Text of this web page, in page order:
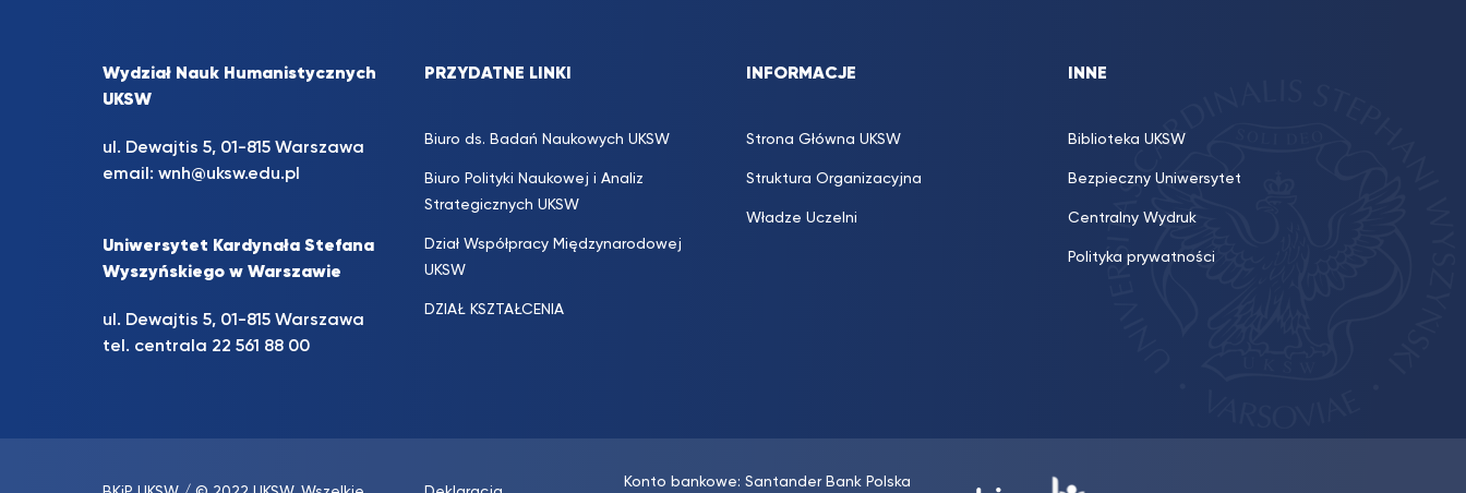
Wydział Nauk Humanistycznych
UKSW
ul. Dewajtis 5, 01-815 Warszawa
email: wnh@uksw.edu.pl
Uniwersytet Kardynała Stefana
Wyszyńskiego w Warszawie
ul. Dewajtis 5, 01-815 Warszawa
tel. centrala 22 561 88 00
PRZYDATNE LINKI
Biuro ds. Badań Naukowych UKSW
Biuro Polityki Naukowej i Analiz
Strategicznych UKSW
Dział Współpracy Międzynarodowej
UKSW
DZIAŁ KSZTAŁCENIA
INFORMACJE
Strona Główna UKSW
Struktura Organizacyjna
Władze Uczelni
INNE
Biblioteka UKSW
Bezpieczny Uniwersytet
Centralny Wydruk
Polityka prywatności
Konto bankowe: Santander Bank Polska